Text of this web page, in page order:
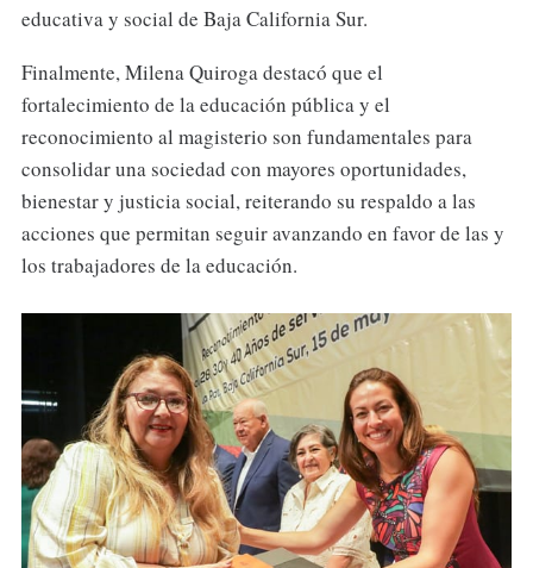
educativa y social de Baja California Sur.
Finalmente, Milena Quiroga destacó que el
fortalecimiento de la educación pública y el
reconocimiento al magisterio son fundamentales para
consolidar una sociedad con mayores oportunidades,
bienestar y justicia social, reiterando su respaldo a las
acciones que permitan seguir avanzando en favor de las y
los trabajadores de la educación.